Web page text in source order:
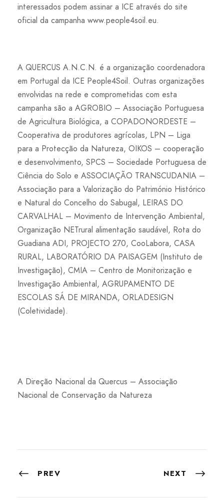
interessados podem assinar a ICE através do site
oficial da campanha www.people4soil.eu.
A QUERCUS A.N.C.N. é a organização coordenadora
em Portugal da ICE People4Soil. Outras organizações
envolvidas na rede e comprometidas com esta
campanha são a AGROBIO – Associação Portuguesa
de Agricultura Biológica, a COPADONORDESTE –
Cooperativa de produtores agrícolas, LPN – Liga
para a Protecção da Natureza, OIKOS – cooperação
e desenvolvimento, SPCS – Sociedade Portuguesa de
Ciência do Solo e ASSOCIAÇÃO TRANSCUDANIA –
Associação para a Valorização do Património Histórico
e Natural do Concelho do Sabugal, LEIRAS DO
CARVALHAL – Movimento de Intervenção Ambiental,
Organização NETrural alimentação saudável, Rota do
Guadiana ADI, PROJECTO 270, CooLabora, CASA
RURAL, LABORATÓRIO DA PAISAGEM (Instituto de
Investigação), CMIA – Centro de Monitorização e
Investigação Ambiental, AGRUPAMENTO DE
ESCOLAS SÁ DE MIRANDA, ORLADESIGN
(Coletividade).
A Direção Nacional da Quercus – Associação
Nacional de Conservação da Natureza
PREV NEXT